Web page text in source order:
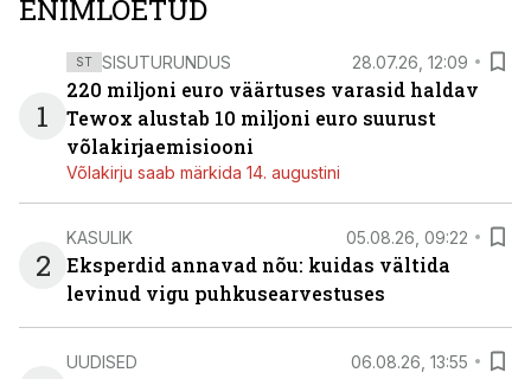
ENIMLOETUD
1
ST SISUTURUNDUS 28.07.26, 12:09
220 miljoni euro väärtuses varasid haldav
Tewox alustab 10 miljoni euro suurust
võlakirjaemisiooni
Võlakirju saab märkida 14. augustini
2
KASULIK 05.08.26, 09:22
Eksperdid annavad nõu: kuidas vältida
levinud vigu puhkusearvestuses
UUDISED 06.08.26, 13:55